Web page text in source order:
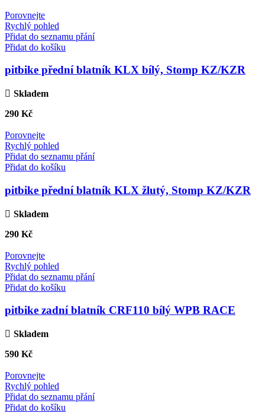
Porovnejte
Rychlý pohled
Přidat do seznamu přání
Přidat do košíku
pitbike přední blatník KLX bílý, Stomp KZ/KZR
Skladem
290 Kč
Porovnejte
Rychlý pohled
Přidat do seznamu přání
Přidat do košíku
pitbike přední blatník KLX žlutý, Stomp KZ/KZR
Skladem
290 Kč
Porovnejte
Rychlý pohled
Přidat do seznamu přání
Přidat do košíku
pitbike zadní blatník CRF110 bílý WPB RACE
Skladem
590 Kč
Porovnejte
Rychlý pohled
Přidat do seznamu přání
Přidat do košíku